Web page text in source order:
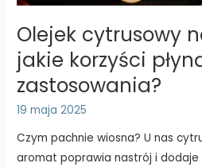
Olejek cytrusowy
jakie korzyści
zastosowania?
19 maja 2025
Czym pachnie wiosna? U nas
aromat poprawia nastrój i dodaje